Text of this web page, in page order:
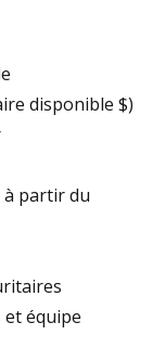
disponible $)
à partir du
équipe